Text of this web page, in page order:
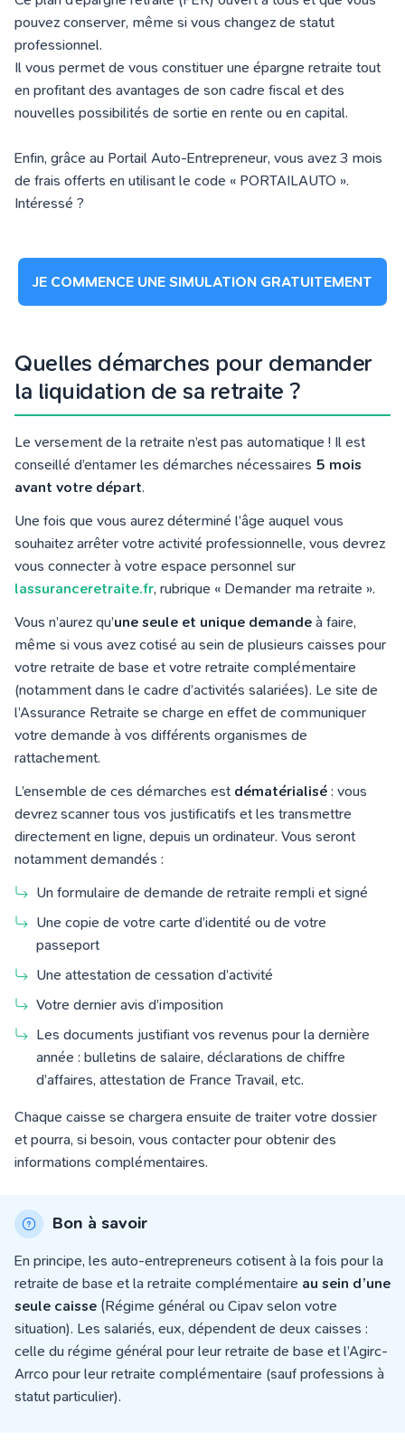
pouvez conserver, même si vous changez de statut
professionnel.
Il vous permet de vous constituer une épargne retraite tout
en profitant des avantages de son cadre fiscal et des
nouvelles possibilités de sortie en rente ou en capital.
Enfin, grâce au Portail Auto-Entrepreneur, vous avez 3 mois
de frais offerts en utilisant le code « PORTAILAUTO ».
Intéressé ?
JE COMMENCE UNE SIMULATION GRATUITEMENT
Quelles démarches pour demander
la liquidation de sa retraite ?
Le versement de la retraite n’est pas automatique ! Il est
conseillé d’entamer les démarches nécessaires 5 mois
avant votre départ.
Une fois que vous aurez déterminé l’âge auquel vous
souhaitez arrêter votre activité professionnelle, vous devrez
vous connecter à votre espace personnel sur
lassuranceretraite.fr, rubrique « Demander ma retraite ».
Vous n’aurez qu’une seule et unique demande à faire,
même si vous avez cotisé au sein de plusieurs caisses pour
votre retraite de base et votre retraite complémentaire
(notamment dans le cadre d’activités salariées). Le site de
l’Assurance Retraite se charge en effet de communiquer
votre demande à vos différents organismes de
rattachement.
L’ensemble de ces démarches est dématérialisé : vous
devrez scanner tous vos justificatifs et les transmettre
directement en ligne, depuis un ordinateur. Vous seront
notamment demandés :
Un formulaire de demande de retraite rempli et signé
Une copie de votre carte d’identité ou de votre
passeport
Une attestation de cessation d’activité
Votre dernier avis d’imposition
Les documents justifiant vos revenus pour la dernière
année : bulletins de salaire, déclarations de chiffre
d’affaires, attestation de France Travail, etc.
Chaque caisse se chargera ensuite de traiter votre dossier
et pourra, si besoin, vous contacter pour obtenir des
informations complémentaires.
Bon à savoir
En principe, les auto-entrepreneurs cotisent à la fois pour la
retraite de base et la retraite complémentaire au sein d’une
seule caisse (Régime général ou Cipav selon votre
situation). Les salariés, eux, dépendent de deux caisses :
celle du régime général pour leur retraite de base et l’Agirc-
Arrco pour leur retraite complémentaire (sauf professions à
statut particulier).